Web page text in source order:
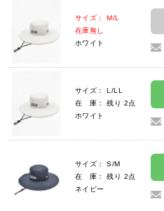
サイズ： M/L
在庫無し
ホワイト
サイズ： L/LL
在 庫： 残り 2点
ホワイト
サイズ： S/M
在 庫： 残り 2点
ネイビー